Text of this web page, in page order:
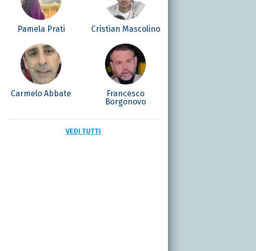
Pamela Prati Cristian Mascolino
Carmelo Abbate
Francesco
Borgonovo
VEDI TUTTI